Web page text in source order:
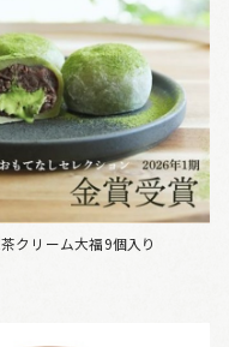
クリーム大福9個入り